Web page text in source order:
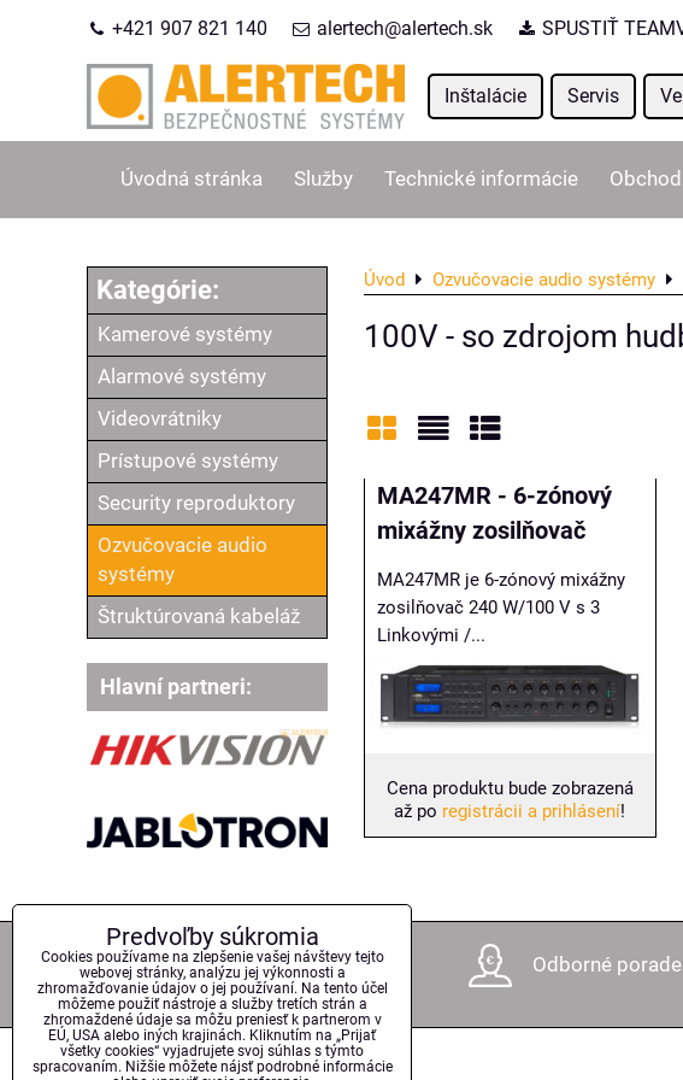
+421 907 821 140 alertech@alertech.sk SPUSTIŤ
Inštalácie Servis
Úvodná stránka Služby Technické informácie
Úvod Ozvučovacie audio systémy
100V - so zdrojom
Mriežka
MA247MR - 6-zónový
mixážny zosilňovač
MA247MR je 6-zónový mixážny
zosilňovač 240 W/100 V s 3
Linkovými /...
Cena produktu bude zobrazená
až po registrácii a prihlásení!
Kamerové systémy
Alarmové systémy
Videovrátniky
Prístupové systémy
Security reproduktory
Ozvučovacie audio
systémy
Štruktúrovaná kabeláž
Hlavní partneri:
17 rokov na trhu Odborné
Predvoľby súkromia
Cookies používame na zlepšenie vašej návštevy tejto
webovej stránky, analýzu jej výkonnosti a
zhromažďovanie údajov o jej používaní. Na tento účel
môžeme použiť nástroje a služby tretích strán a
zhromaždené údaje sa môžu preniesť k partnerom v
EÚ, USA alebo iných krajinách. Kliknutím na „Prijať
všetky cookies“ vyjadrujete svoj súhlas s týmto
spracovaním. Nižšie môžete nájsť podrobné informácie